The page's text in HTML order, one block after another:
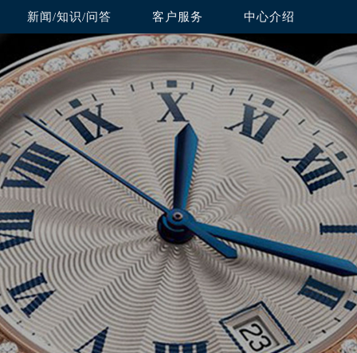
新闻/知识/问答 客户服务 中心介绍